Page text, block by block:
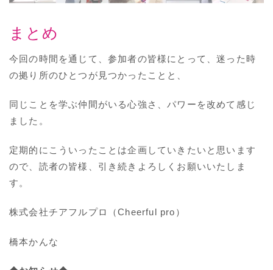
まとめ
今回の時間を通じて、参加者の皆様にとって、迷った時
の拠り所のひとつが見つかったことと、
同じことを学ぶ仲間がいる心強さ、パワーを改めて感じ
ました。
定期的にこういったことは企画していきたいと思います
ので、読者の皆様、引き続きよろしくお願いいたしま
す。
株式会社チアフルプロ（Cheerful pro）
橋本かんな